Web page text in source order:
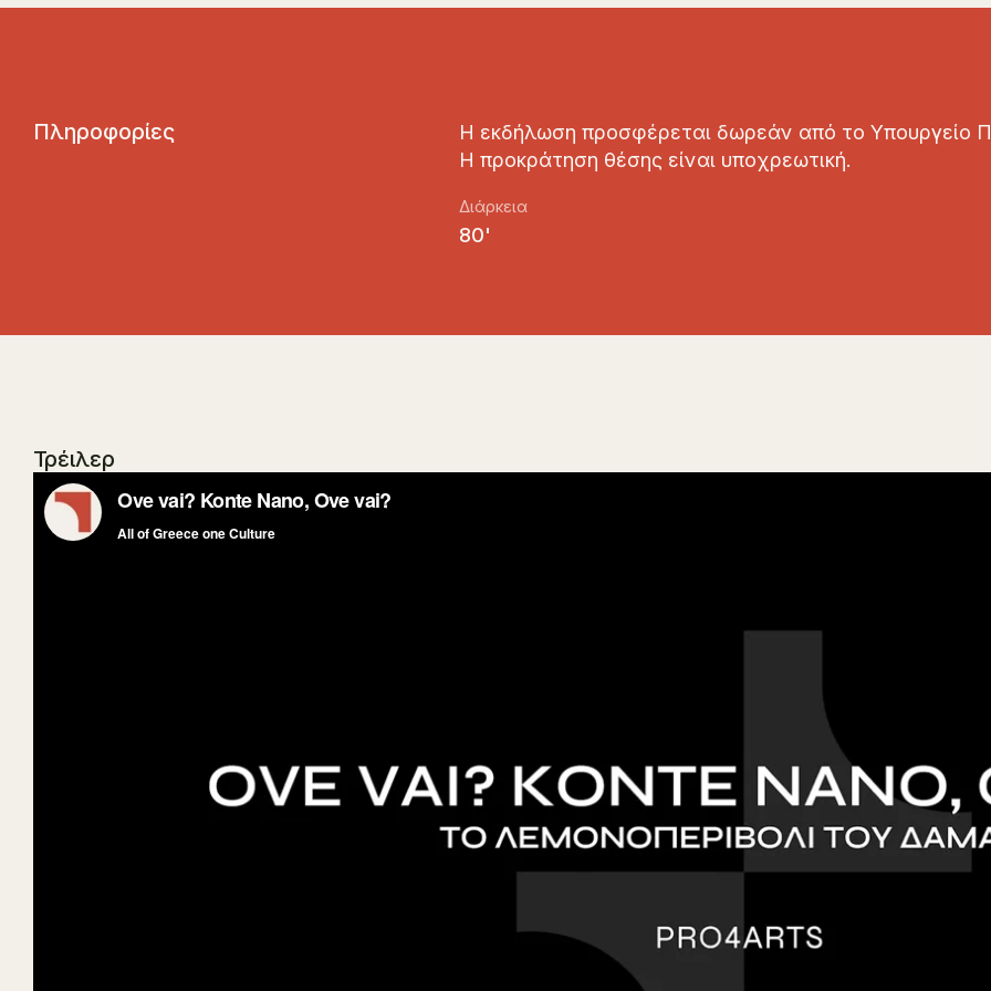
Πληροφορίες
Η εκδήλωση προσφέρεται δωρεάν από το Υπουργείο
Η προκράτηση θέσης είναι υποχρεωτική.
Διάρκεια
80'
Τρέιλερ